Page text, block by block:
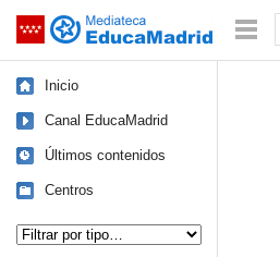
Saltar navegación
Inicio
Canal EducaMadrid
Últimos contenidos
Centros